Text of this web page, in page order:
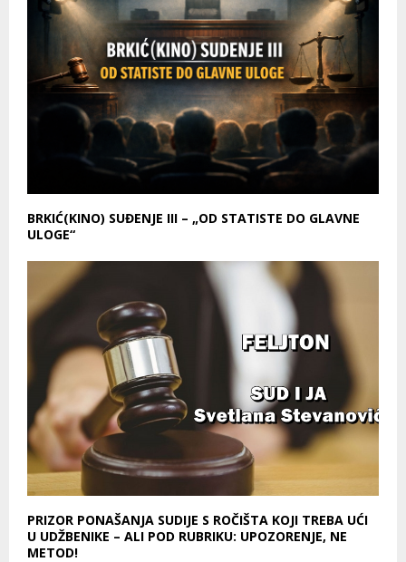
BRKIĆ(KINO) SUĐENJE III – „OD STATISTE DO GLAVNE
ULOGE“
PRIZOR PONAŠANJA SUDIJE S ROČIŠTA KOJI TREBA UĆI
U UDŽBENIKE – ALI POD RUBRIKU: UPOZORENJE, NE
METOD!